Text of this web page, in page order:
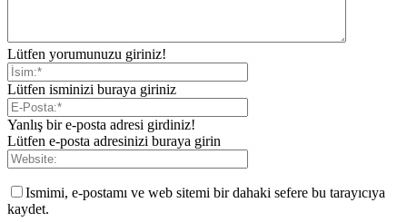
Lütfen yorumunuzu giriniz!
Lütfen isminizi buraya giriniz
Yanlış bir e-posta adresi girdiniz!
Lütfen e-posta adresinizi buraya girin
Ismimi, e-postamı ve web sitemi bir dahaki sefere bu tarayıcıya
kaydet.